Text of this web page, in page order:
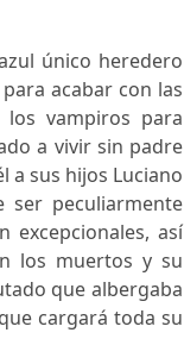
único heredero
acabar con las
vampiros para
a vivir sin padre
a sus hijos Luciano
ser peculiarmente
excepcionales, así
los muertos y su
que albergaba
cargará toda su